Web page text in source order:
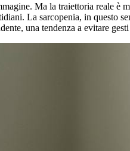
Ma la traiettoria reale
La sarcopenia, in questo
una tendenza a evitare